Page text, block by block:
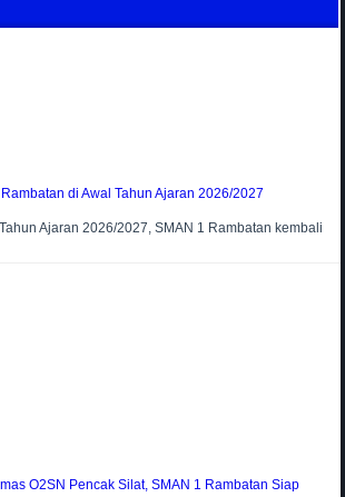
di Awal Tahun Ajaran 2026/2027
Ajaran 2026/2027, SMAN 1 Rambatan kembali
O2SN Pencak Silat, SMAN 1 Rambatan Siap